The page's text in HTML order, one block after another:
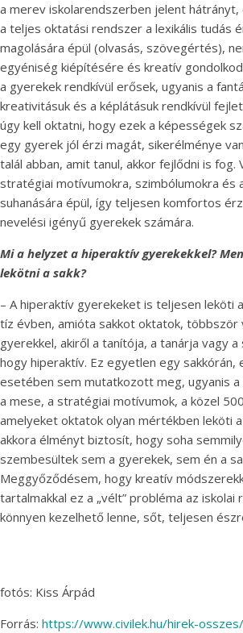
a merev iskolarendszerben jelent
a teljes oktatási rendszer a lexikális tudás
magolására épül (olvasás, szövegértés),
egyéniség kiépítésére és kreatív
a gyerekek rendkívül erősek, ugyanis a
kreativitásuk és a képlátásuk rendkívül
úgy kell oktatni, hogy ezek a képességek
egy gyerek jól érzi magát, sikerélménye
talál abban, amit tanul, akkor fejlődni is fog.
stratégiai motívumokra, szimbólumokra és
suhanására épül, így teljesen komfortos
nevelési igényű gyerekek számára.
Mi a helyzet a hiperaktív gyerekekkel?
lekötni a sakk?
– A hiperaktív gyerekeket is teljesen leköti
tíz évben, amióta sakkot oktatok, többször
gyerekkel, akiről a tanítója, a tanárja vagy a
hogy hiperaktív. Ez egyetlen egy
esetében sem mutatkozott meg, ugyanis a
a mese, a stratégiai motívumok, a közel
amelyeket oktatok olyan mértékben leköti
akkora élményt biztosít, hogy soha
szembesültek sem a gyerekek, sem én a
Meggyőződésem, hogy kreatív
tartalmakkal ez a „vélt” probléma az iskolai
könnyen kezelhető lenne, sőt, teljesen
fotós: Kiss Árpád
Forrás: https://www.civilek.hu/hirek-